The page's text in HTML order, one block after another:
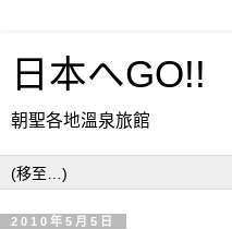
日本へGO!!
朝聖各地溫泉旅館
2010年5月5日